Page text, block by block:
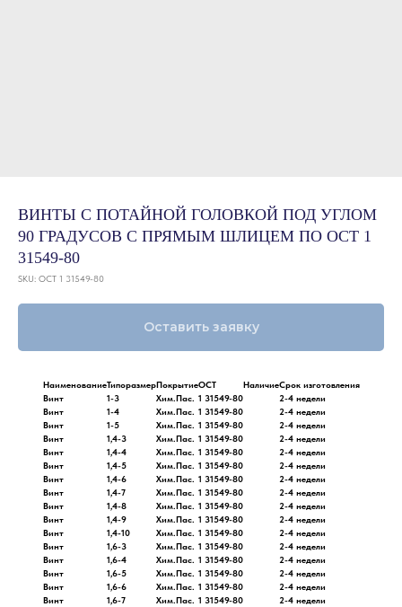
ВИНТЫ С ПОТАЙНОЙ ГОЛОВКОЙ ПОД УГЛОМ
90 ГРАДУСОВ С ПРЯМЫМ ШЛИЦЕМ ПО ОСТ 1
31549-80
SKU: ОСТ 1 31549-80
Оставить заявку
НаименованиеТипоразмерПокрытиеОСТ НаличиеСрок изготовления
Винт
1-3 Хим.Пас. 1 31549-80
2-4 недели
Винт
1-4 Хим.Пас. 1 31549-80
2-4 недели
Винт
1-5 Хим.Пас. 1 31549-80
2-4 недели
Винт
1,4-3 Хим.Пас. 1 31549-80
2-4 недели
Винт
1,4-4 Хим.Пас. 1 31549-80
2-4 недели
Винт
1,4-5 Хим.Пас. 1 31549-80
2-4 недели
Винт
1,4-6 Хим.Пас. 1 31549-80
2-4 недели
Винт
1,4-7 Хим.Пас. 1 31549-80
2-4 недели
Винт
1,4-8 Хим.Пас. 1 31549-80
2-4 недели
Винт
1,4-9 Хим.Пас. 1 31549-80
2-4 недели
Винт
1,4-10 Хим.Пас. 1 31549-80
2-4 недели
Винт
1,6-3 Хим.Пас. 1 31549-80
2-4 недели
Винт
1,6-4 Хим.Пас. 1 31549-80
2-4 недели
Винт
1,6-5 Хим.Пас. 1 31549-80
2-4 недели
Винт
1,6-6 Хим.Пас. 1 31549-80
2-4 недели
Винт
1,6-7 Хим.Пас. 1 31549-80
2-4 недели